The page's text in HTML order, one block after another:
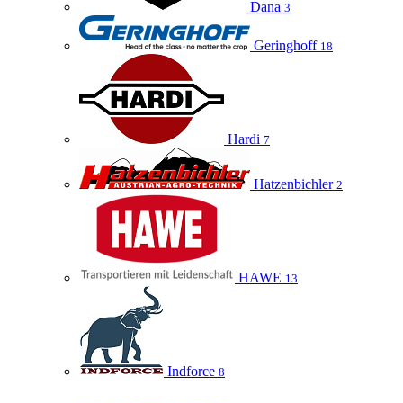
Dana 3
Geringhoff 18
Hardi 7
Hatzenbichler 2
HAWE 13
Indforce 8